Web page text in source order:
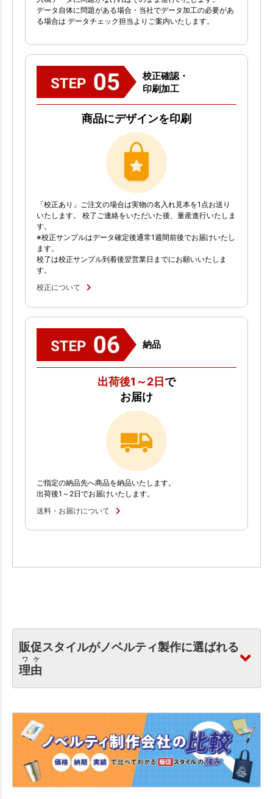
データ自体に問題がある場合・当社でデータ加工の必要があ
る場合は データチェック担当よりご案内いたします。
校正確認・
印刷加工
商品にデザインを印刷
「校正あり」ご注文の場合は実物の名入れ見本を1点お送り
いたします。 校了ご連絡をいただいた後、量産進行いたしま
す。
※校正サンプルはデータ確定後通常1週間前後でお届けいたし
ます。
校了は校正サンプル到着後翌営業日までにお願いいたしま
す。
校正について
納品
出荷後1～2日で
お届け
ご指定の納品先へ商品を納品いたします。
出荷後1～2日でお届けいたします。
送料・お届けについて
販促スタイルがノベルティ製作に選ばれる
理由
ワケ